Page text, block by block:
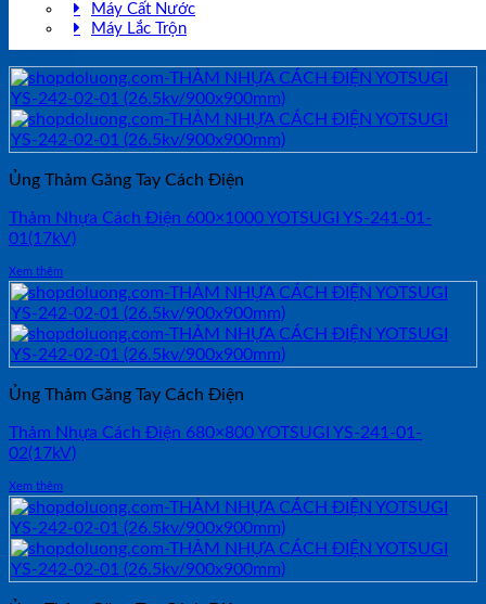
Máy Cất Nước
Máy Lắc Trộn
Ủng Thảm Găng Tay Cách Điện
Thảm Nhựa Cách Điện 600×1000 YOTSUGI YS-241-01-
01(17kV)
Xem thêm
Ủng Thảm Găng Tay Cách Điện
Thảm Nhựa Cách Điện 680×800 YOTSUGI YS-241-01-
02(17kV)
Xem thêm